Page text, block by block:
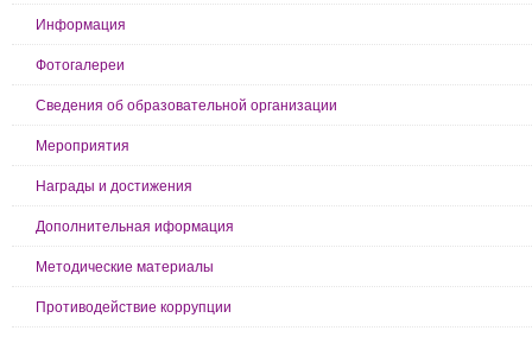
Информация
Фотогалереи
Сведения об образовательной организации
Мероприятия
Награды и достижения
Дополнительная иформация
Методические материалы
Противодействие коррупции